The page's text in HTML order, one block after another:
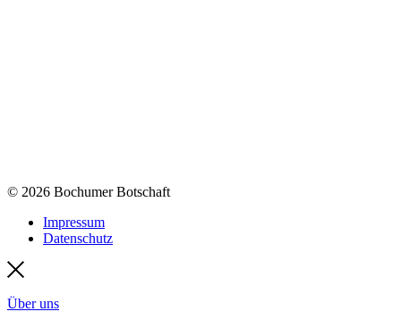
© 2026 Bochumer Botschaft
Impressum
Datenschutz
Über uns